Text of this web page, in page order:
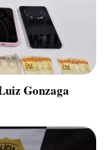
Gonzaga